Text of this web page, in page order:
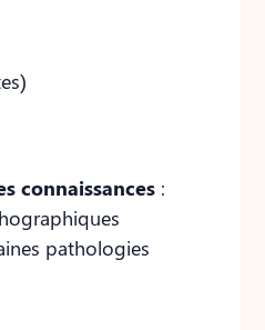
connaissances :
pathologies